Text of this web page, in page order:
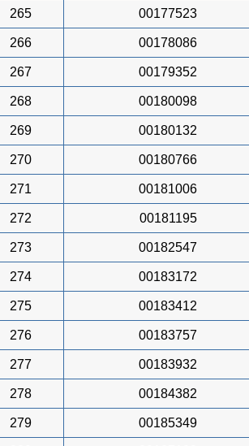
265 00177523
266 00178086
267 00179352
268 00180098
269 00180132
270 00180766
271 00181006
272 00181195
273 00182547
274 00183172
275 00183412
276 00183757
277 00183932
278 00184382
279 00185349